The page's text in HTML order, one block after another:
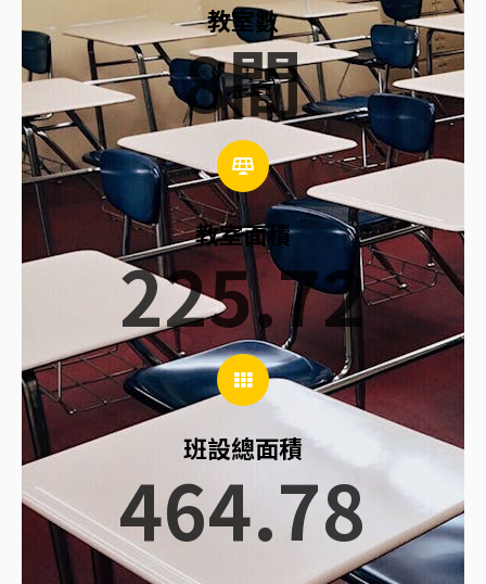
8間
教室數
教室面積
225.72
班設總面積
464.78